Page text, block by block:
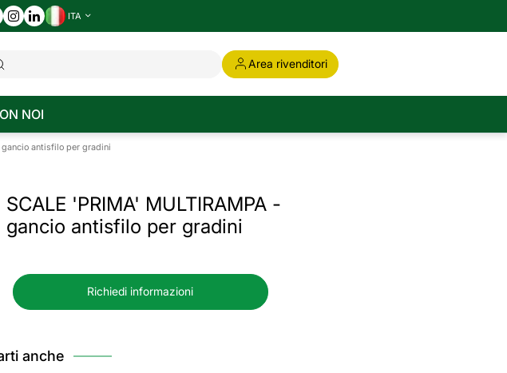
ITA
Area rivenditori
NOI
gancio antisfilo per gradini
SCALE 'PRIMA' MULTIRAMPA -
gancio antisfilo per gradini
Richiedi informazioni
anche